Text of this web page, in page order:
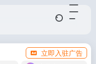
立即入驻广告